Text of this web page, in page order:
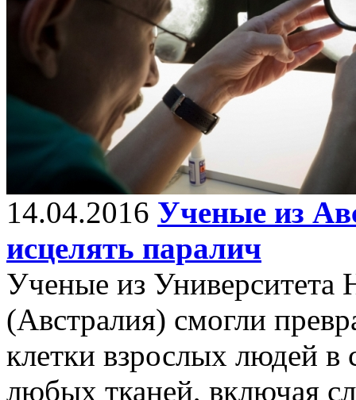
14.04.2016 Ученые из
исцелять паралич
Ученые из
(Австралия) смогли
клетки взрослых людей в
любых тканей, включая